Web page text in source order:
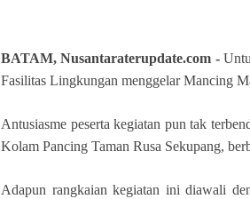
BATAM, Nusantaraterupdate.com -
Fasilitas Lingkungan menggelar Mancing
Antusiasme peserta kegiatan pun tak
Kolam Pancing Taman Rusa Sekupang,
Adapun rangkaian kegiatan ini diawali